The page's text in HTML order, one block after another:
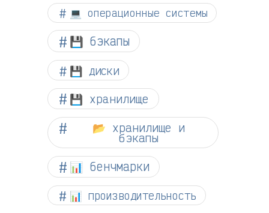
💻 операционные системы
💾 бэкапы
💾 диски
💾 хранилище
📂 хранилище и
бэкапы
📊 бенчмарки
📊 производительность